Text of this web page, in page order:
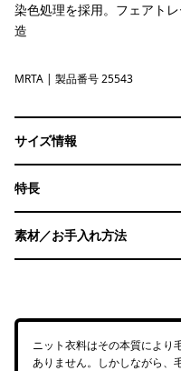
染色処理を採用。フェアト
造
Moonrise Taupe
MRTA | 製品番号 25543
サイズ情報
特長
素材／お手入れ方法
ニット衣料はその本質により
ありません。しかしながら、